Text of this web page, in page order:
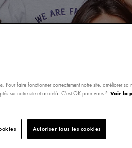
Pour faire fonctionner correctement notre site, améliorer
sur notre site et au-delà. C'est OK pour vous ? Voir la
Autoriser tous les cookies